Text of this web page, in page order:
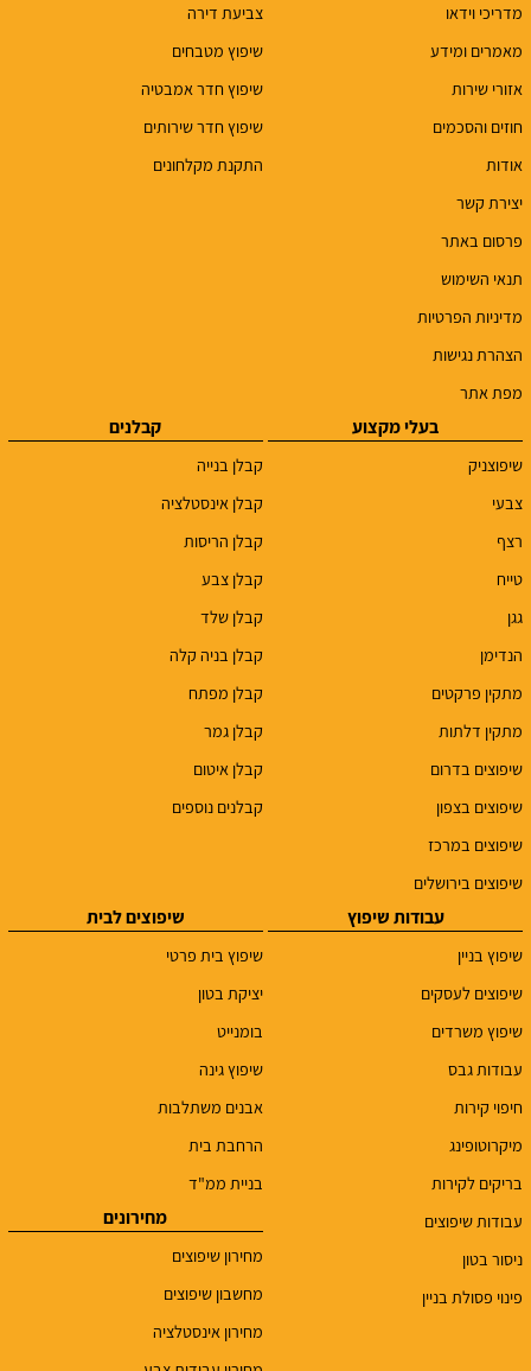
מדריכי וידאו
מאמרים ומידע
אזורי שירות
חוזים והסכמים
אודות
יצירת קשר
פרסום באתר
תנאי השימוש
מדיניות הפרטיות
הצהרת נגישות
מפת אתר
צביעת דירה
שיפוץ מטבחים
שיפוץ חדר אמבטיה
שיפוץ חדר שירותים
התקנת מקלחונים
בעלי מקצוע
שיפוצניק
צבעי
רצף
טייח
גגן
הנדימן
מתקין פרקטים
מתקין דלתות
שיפוצים בדרום
שיפוצים בצפון
שיפוצים במרכז
שיפוצים בירושלים
קבלנים
קבלן בנייה
קבלן אינסטלציה
קבלן הריסות
קבלן צבע
קבלן שלד
קבלן בניה קלה
קבלן מפתח
קבלן גמר
קבלן איטום
קבלנים נוספים
עבודות שיפוץ
שיפוץ בניין
שיפוצים לעסקים
שיפוץ משרדים
עבודות גבס
חיפוי קירות
מיקרוטופינג
בריקים לקירות
עבודות שיפוצים
ניסור בטון
פינוי פסולת בניין
שיפוצים לבית
שיפוץ בית פרטי
יציקת בטון
בומנייט
שיפוץ גינה
אבנים משתלבות
הרחבת בית
בניית ממ"ד
מחירונים
מחירון שיפוצים
מחשבון שיפוצים
מחירון אינסטלציה